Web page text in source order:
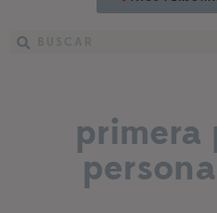
primera